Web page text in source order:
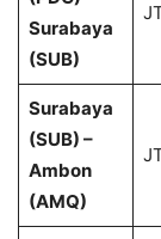
Surabaya
(SUB)
Surabaya
(SUB) –
Ambon
(AMQ)